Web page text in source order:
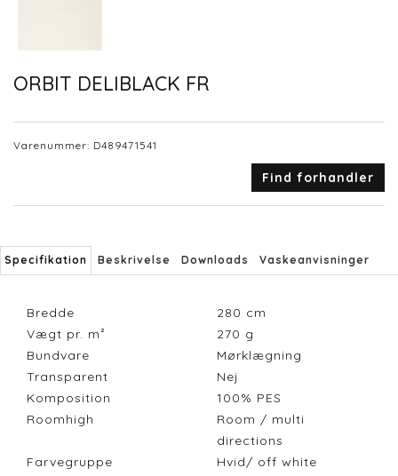
ORBIT DELIBLACK FR
Varenummer: D489471541
Find forhandler
Specifikation Beskrivelse Downloads Vaskeanvisninger
Bredde 280 cm
Vægt pr. m²
270 g
Bundvare
Mørklægning
Transparent
Nej
Komposition
100% PES
Roomhigh
Room / multi
directions
Farvegruppe
Hvid/ off white